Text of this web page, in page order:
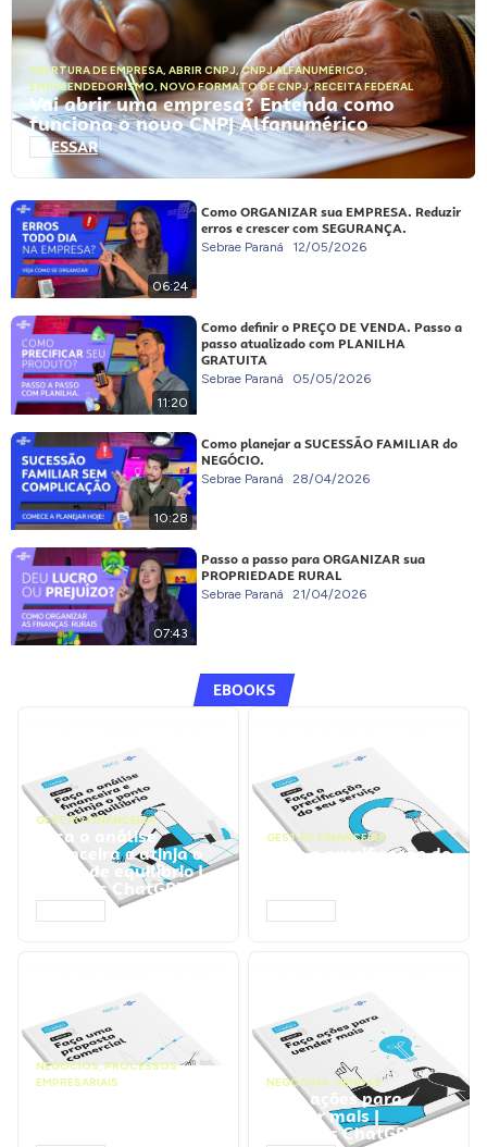
ABERTURA DE EMPRESA, ABRIR CNPJ,CNPJ ALFANUMÉRICO,
EMPREENDEDORISMO, NOVO FORMATO DE CNPJ,RECEITA FEDERAL
Vai abrir uma empresa? Entenda como
funciona o novo CNPJ Alfanumérico
ACESSAR
06:24
Como ORGANIZAR sua EMPRESA. Reduzir
erros e crescer com SEGURANÇA.
Sebrae Paraná 12/05/2026
11:20
Como definir o PREÇO DE VENDA. Passo a
passo atualizado com PLANILHA
GRATUITA
Sebrae Paraná 05/05/2026
10:28
Como planejar a SUCESSÃO FAMILIAR do
NEGÓCIO.
Sebrae Paraná 28/04/2026
07:43
Passo a passo para ORGANIZAR sua
PROPRIEDADE RURAL
Sebrae Paraná 21/04/2026
EBOOKS
GESTÃO FINANCEIRA
Faça a análise
financeira e atinja o
ponto de equilíbrio |
Prompts ChatGPT
GESTÃO FINANCEIRA
Faça a precificação do
NEGÓCIOS, PROCESSOS
EMPRESARIAIS
NEGÓCIOS, VENDAS
Faça ações para
vender mais |
Prompts ChatGPT